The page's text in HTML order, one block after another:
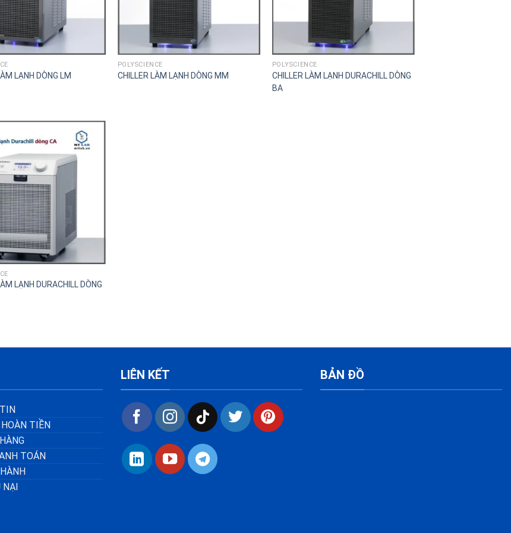
LẠNH DÒNG LM
POLYSCIENCE
CHILLER LÀM LẠNH DÒNG MM
POLYSCIENCE
CHILLER LÀM LẠNH DURACHILL DÒNG
BA
LẠNH DURACHILL DÒNG
TIỀN
TOÁN
NẠI
LIÊN KẾT BẢN ĐỒ